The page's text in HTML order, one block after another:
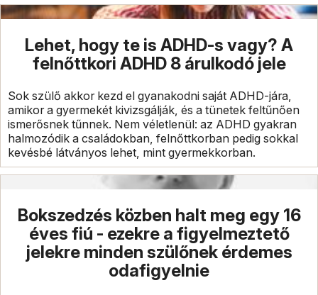
Lehet, hogy te is ADHD-s vagy? A
felnőttkori ADHD 8 árulkodó jele
Sok szülő akkor kezd el gyanakodni saját ADHD-jára,
amikor a gyermekét kivizsgálják, és a tünetek feltűnően
ismerősnek tűnnek. Nem véletlenül: az ADHD gyakran
halmozódik a családokban, felnőttkorban pedig sokkal
kevésbé látványos lehet, mint gyermekkorban.
Bokszedzés közben halt meg egy 16
éves fiú - ezekre a figyelmeztető
jelekre minden szülőnek érdemes
odafigyelnie